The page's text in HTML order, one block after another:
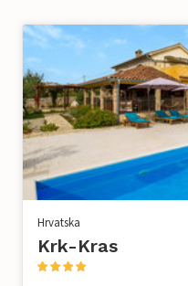
Hrvatska
Krk-Kras